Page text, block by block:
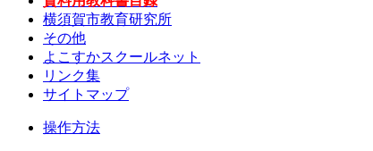
横須賀市教育研究所
その他
よこすかスクールネット
リンク集
サイトマップ
操作方法